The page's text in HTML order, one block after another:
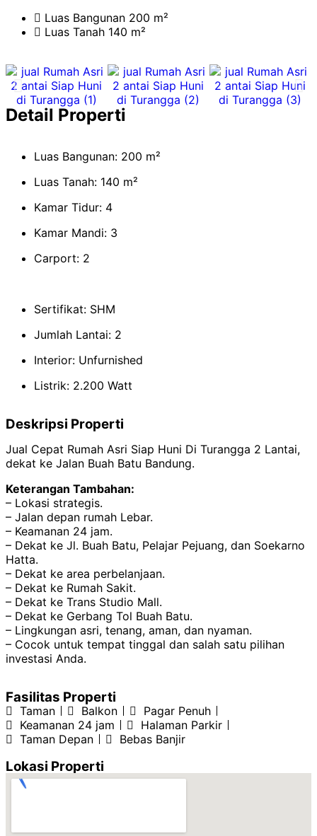
Luas Bangunan 200 m²
Luas Tanah 140 m²
Detail Properti
Luas Bangunan: 200 m²
Luas Tanah: 140 m²
Kamar Tidur: 4
Kamar Mandi: 3
Carport: 2
Sertifikat: SHM
Jumlah Lantai: 2
Interior: Unfurnished
Listrik: 2.200 Watt
Deskripsi Properti
Jual Cepat Rumah Asri Siap Huni Di Turangga 2 Lantai,
dekat ke Jalan Buah Batu Bandung.
Keterangan Tambahan:
– Lokasi strategis.
– Jalan depan rumah Lebar.
– Keamanan 24 jam.
– Dekat ke Jl. Buah Batu, Pelajar Pejuang, dan Soekarno
Hatta.
– Dekat ke area perbelanjaan.
– Dekat ke Rumah Sakit.
– Dekat ke Trans Studio Mall.
– Dekat ke Gerbang Tol Buah Batu.
– Lingkungan asri, tenang, aman, dan nyaman.
– Cocok untuk tempat tinggal dan salah satu pilihan
investasi Anda.
Fasilitas Properti
Taman Balkon
Pagar Penuh
Keamanan 24 jam
Halaman Parkir
Taman Depan
Bebas Banjir
Lokasi Properti